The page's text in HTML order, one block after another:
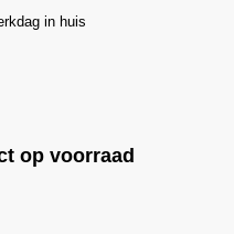
in huis
op voorraad